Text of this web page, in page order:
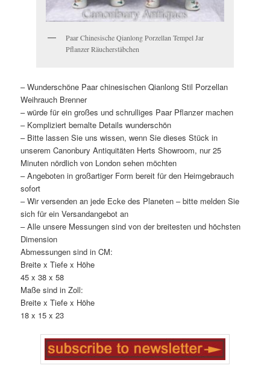
Paar Chinesische Qianlong Porzellan Tempel Jar
Pflanzer Räucherstäbchen
– Wunderschöne Paar chinesischen Qianlong Stil Porzellan
Weihrauch Brenner
– würde für ein großes und schrulliges Paar Pflanzer machen
– Kompliziert bemalte Details wunderschön
– Bitte lassen Sie uns wissen, wenn Sie dieses Stück in
unserem Canonbury Antiquitäten Herts Showroom, nur 25
Minuten nördlich von London sehen möchten
– Angeboten in großartiger Form bereit für den Heimgebrauch
sofort
– Wir versenden an jede Ecke des Planeten – bitte melden Sie
sich für ein Versandangebot an
– Alle unsere Messungen sind von der breitesten und höchsten
Dimension
Abmessungen sind in CM:
Breite x Tiefe x Höhe
45 x 38 x 58
Maße sind in Zoll:
Breite x Tiefe x Höhe
18 x 15 x 23